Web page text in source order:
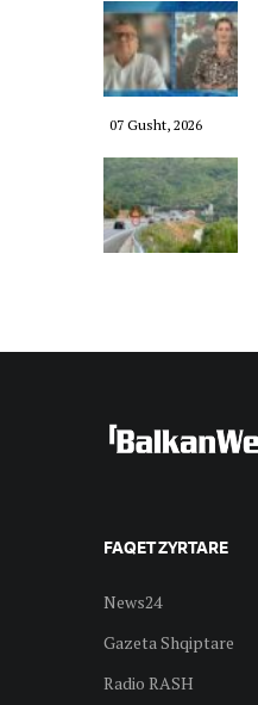
07 Gusht, 2026
FAQET ZYRTARE
News24
Gazeta Shqiptare
Radio RASH